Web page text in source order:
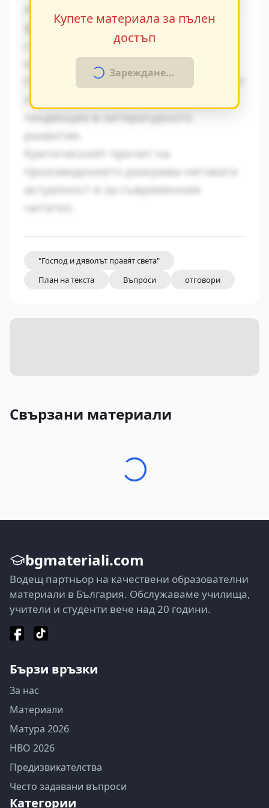
факти в художествения разказ,
създавайки автентична атмосфера
на епохата.
Паралелите с други произведения от
същия период показват общите
развитие.
Критическият прочит на
произведението разкрива неговата
актуалност и за съвременния
читател.
Купете материала за пълен
достъп
Зареждане...
"Господ и дяволът правят света"
План на текста
Въпроси отговори
Свързани материали
bgmateriali.com
Водещ партньор на качествени образователни
материали в България. Обслужаваме училища,
учители и студенти вече над 20 години.
Бързи връзки
За нас
Материали
Матура 2026
НВО 2026
Предизвикателства
Често задавани въпроси
Категории